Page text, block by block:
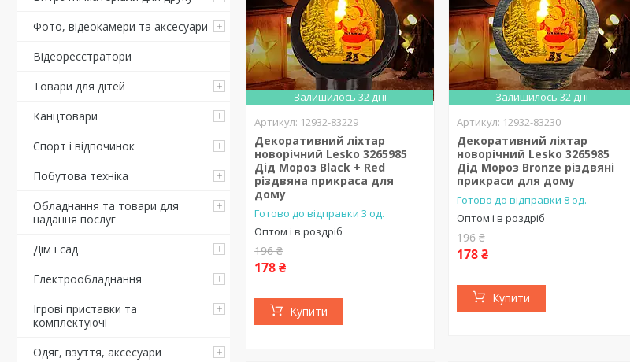
Фото, відеокамери та аксесуари
Відеореєстратори
Товари для дітей
Канцтовари
Спорт і відпочинок
Побутова техніка
Обладнання та товари для
надання послуг
Дім і сад
Електрообладнання
Ігрові приставки та
комплектуючі
Одяг, взуття, аксесуари
Залишилось 32 дні
12932-83229
Декоративний ліхтар
новорічний Lesko 3265985
Дід Мороз Black + Red
різдвяна прикраса для
дому
Готово до відправки 3 од.
Оптом і в роздріб
196 ₴
178 ₴
Купити
Залишилось 32 дні
12932-83230
Декоративний ліхтар
новорічний Lesko 3265985
Дід Мороз Bronze різдвяні
прикраси для дому
Готово до відправки 8 од.
Оптом і в роздріб
196 ₴
178 ₴
Купити